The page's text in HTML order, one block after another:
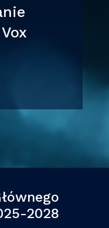
2028